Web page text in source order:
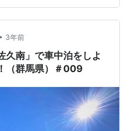
ひたすらヒイラギだった
ま福井県に旅行に 来てた
狭美浜 はまびより】で
• 3年前
久南」で車中泊をしよ
（群馬県）＃009